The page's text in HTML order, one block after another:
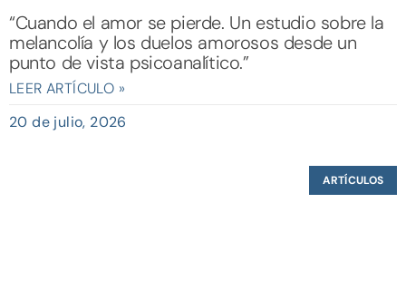
“Cuando el amor se pierde. Un estudio sobre la
melancolía y los duelos amorosos desde un
punto de vista psicoanalítico.”
LEER ARTÍCULO »
20 de julio, 2026
ARTÍCULOS